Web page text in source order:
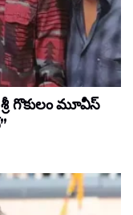
గొకులం మూవీస్‌